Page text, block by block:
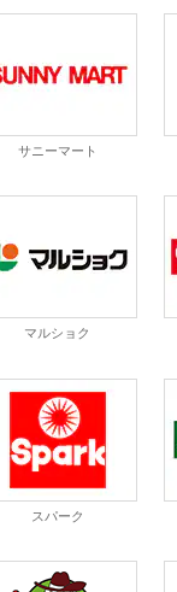
サニーマート
マルショク
スパーク